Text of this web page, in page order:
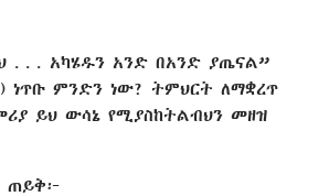
. . አካሄዱን አንድ በአንድ ያጤናል”
) ነጥቡ ምንድን ነው? ትምህርት ለማቋረጥ
ይህ ውሳኔ የሚያስከትልብህን መዘዝ
ጠይቅ፦